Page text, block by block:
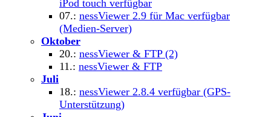
iPod touch verfügbar
07.: nessViewer 2.9 für Mac verfügbar
(Medien-Server)
Oktober
20.: nessViewer & FTP (2)
11.: nessViewer & FTP
Juli
18.: nessViewer 2.8.4 verfügbar (GPS-
Unterstützung)